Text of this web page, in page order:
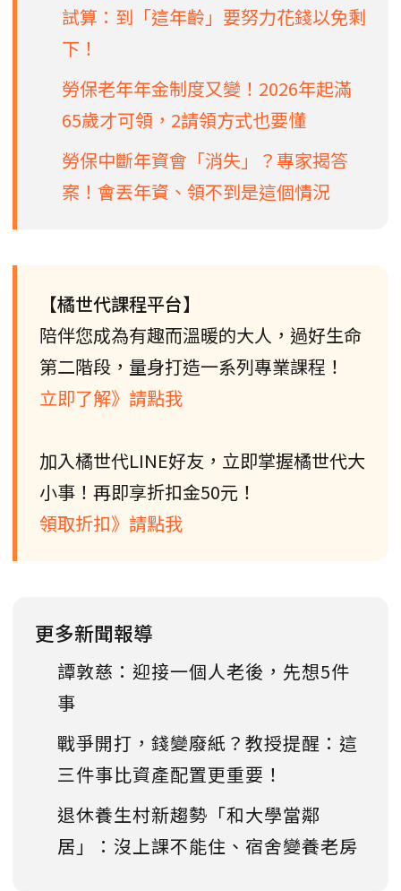
試算：到「這年齡」要努力花錢以免剩
下！
勞保老年年金制度又變！2026年起滿
65歲才可領，2請領方式也要懂
勞保中斷年資會「消失」？專家揭答
案！會丟年資、領不到是這個情況
【橘世代課程平台】
陪伴您成為有趣而溫暖的大人，過好生命
第二階段，量身打造一系列專業課程！
立即了解》請點我
加入橘世代LINE好友，立即掌握橘世代大
小事！再即享折扣金50元！
領取折扣》請點我
更多新聞報導
譚敦慈：迎接一個人老後，先想5件
事
戰爭開打，錢變廢紙？教授提醒：這
三件事比資產配置更重要！
退休養生村新趨勢「和大學當鄰
居」：沒上課不能住、宿舍變養老房